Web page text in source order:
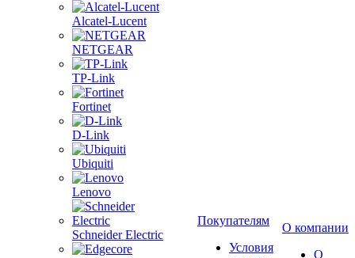
Alcatel-Lucent
NETGEAR
TP-Link
Fortinet
D-Link
Ubiquiti
Lenovo
Schneider Electric
Покупателям
Условия
О компании
О